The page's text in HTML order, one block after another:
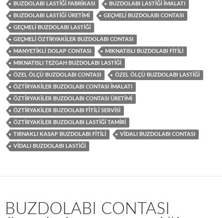
BUZDOLABI LASTIĞI FABRIKASI BUZDOLABI LASTIĞI IMALATI
BUZDOLABI LASTIĞI ÜRETIMI GEÇMELI BUZDOLABI CONTASI
GEÇMELI BUZDOLABI LASTIĞI
GEÇMELI ÖZTIRYAKILER BUZDOLABI CONTASI
MANYETIKLI DOLAP CONTASI MIKNATISLI BUZDOLABI FITILI
MIKNATISLI TEZGAH BUZDOLABI LASTIĞI
ÖZEL ÖLÇÜ BUZDOLABI CONTASI ÖZEL ÖLÇÜ BUZDOLABI LASTIĞI
ÖZTIRYAKILER BUZDOLABI CONTASI IMALATI
ÖZTIRYAKILER BUZDOLABI CONTASI ÜRETIMI
ÖZTIRYAKILER BUZDOLABI FITILI SERVISI
ÖZTIRYAKILER BUZDOLABI LASTIĞI TAMIRI
TIRNAKLI KASAP BUZDOLABI FITILI VIDALI BUZDOLABI CONTASI
VIDALI BUZDOLABI LASTIĞI
BUZDOLABI CONTASI